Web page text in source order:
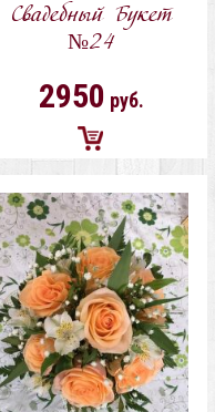
Свадебный Букет
№24
2950 руб.
Добавить
в
корзину